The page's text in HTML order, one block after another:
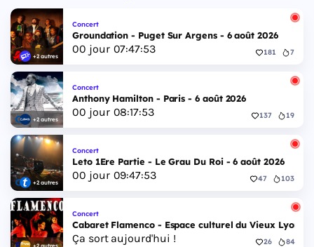
+2 autres
Concert
Groundation - Puget Sur Argens - 6 août 2026
00 jour 07:47:52 181 7
+2 autres
Concert
Anthony Hamilton - Paris - 6 août 2026
00 jour 08:17:52 137 19
+2 autres
Concert
Leto 1Ere Partie - Le Grau Du Roi - 6 août 2026
00 jour 09:47:52 47 103
+2 autres
Concert
Cabaret Flamenco - Espace culturel du Vieux Lyon -
Ça sort aujourd'hui ! 26 84